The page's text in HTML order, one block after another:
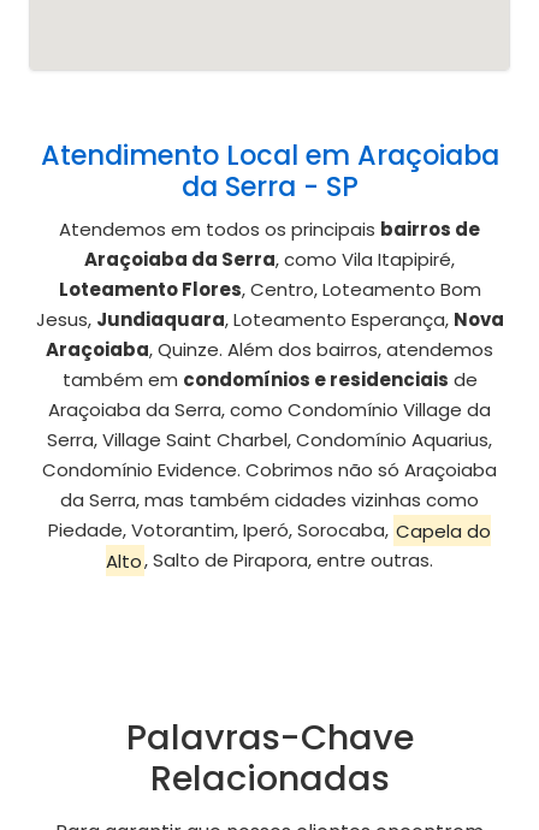
Atendimento Local em Araçoiaba
da Serra - SP
Atendemos em todos os principais bairros de
Araçoiaba da Serra, como Vila Itapipiré,
Loteamento Flores, Centro, Loteamento Bom
Jesus, Jundiaquara, Loteamento Esperança, Nova
Araçoiaba, Quinze. Além dos bairros, atendemos
também em condomínios e residenciais de
Araçoiaba da Serra, como Condomínio Village da
Serra, Village Saint Charbel, Condomínio Aquarius,
Condomínio Evidence. Cobrimos não só Araçoiaba
da Serra, mas também cidades vizinhas como
Piedade, Votorantim, Iperó, Sorocaba, Capela do
Alto, Salto de Pirapora, entre outras.
Palavras-Chave
Relacionadas